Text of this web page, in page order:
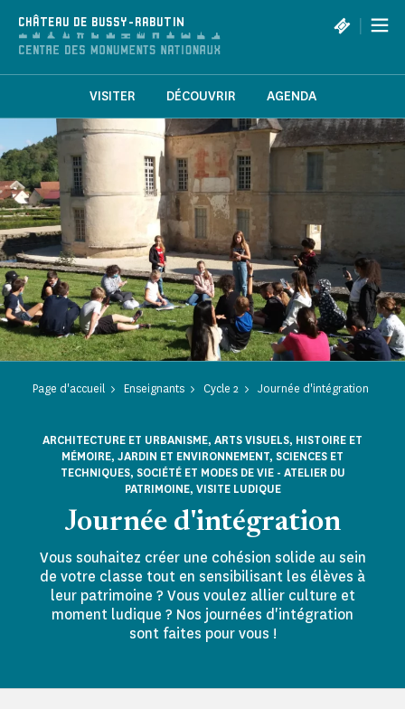
CHÂTEAU DE BUSSY-RABUTIN |
VISITER DÉCOUVRIR AGENDA
Page d'accueil Enseignants Cycle 2 Journée d'intégration
Journée d'intégration
ARCHITECTURE ET URBANISME, ARTS VISUELS, HISTOIRE ET
MÉMOIRE, JARDIN ET ENVIRONNEMENT, SCIENCES ET
TECHNIQUES, SOCIÉTÉ ET MODES DE VIE - ATELIER DU
PATRIMOINE, VISITE LUDIQUE
Vous souhaitez créer une cohésion solide au sein
de votre classe tout en sensibilisant les élèves à
leur patrimoine ? Vous voulez allier culture et
moment ludique ? Nos journées d'intégration
sont faites pour vous !